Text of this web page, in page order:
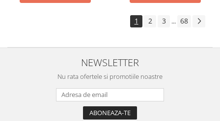
1 2 3 ... 68
NEWSLETTER
Nu rata ofertele si promotiile noastre